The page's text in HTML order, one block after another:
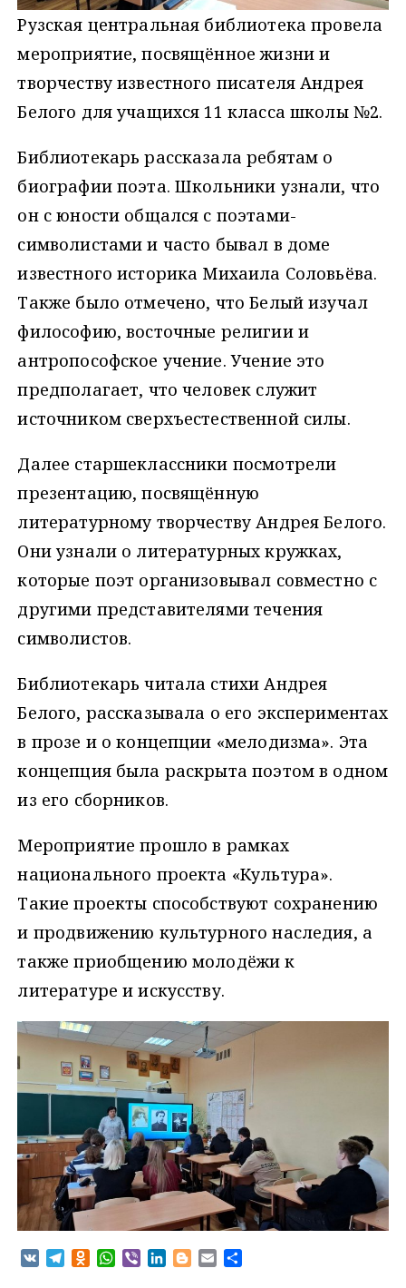
Рузская центральная библиотека провела
мероприятие, посвящённое жизни и
творчеству известного писателя Андрея
Белого для учащихся 11 класса школы №2.
Библиотекарь рассказала ребятам о
биографии поэта. Школьники узнали, что
он с юности общался с поэтами-
символистами и часто бывал в доме
известного историка Михаила Соловьёва.
Также было отмечено, что Белый изучал
философию, восточные религии и
антропософское учение. Учение это
предполагает, что человек служит
источником сверхъестественной силы.
Далее старшеклассники посмотрели
презентацию, посвящённую
литературному творчеству Андрея Белого.
Они узнали о литературных кружках,
которые поэт организовывал совместно с
другими представителями течения
символистов.
Библиотекарь читала стихи Андрея
Белого, рассказывала о его экспериментах
в прозе и о концепции «мелодизма». Эта
концепция была раскрыта поэтом в одном
из его сборников.
Мероприятие прошло в рамках
национального проекта «Культура».
Такие проекты способствуют сохранению
и продвижению культурного наследия, а
также приобщению молодёжи к
литературе и искусству.
V
O
W
V
B